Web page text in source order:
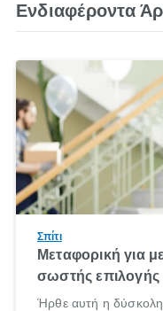
Ενδιαφέροντα
Σπίτι
Μεταφορική για
σωστής επιλογής
Ήρθε αυτή η δύσκολη